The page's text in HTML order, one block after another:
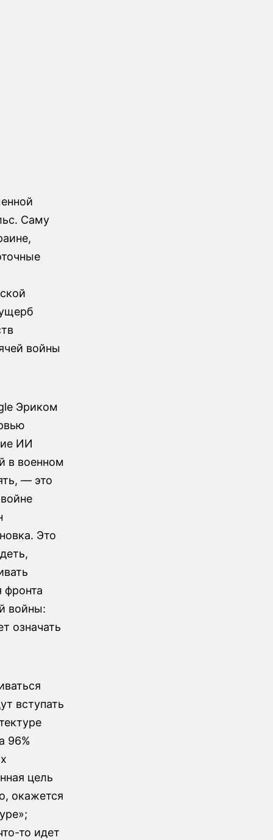
Саму
войны
Эриком
ИИ
в военном
— это
Это
фронта
войны:
означать
вступать
96%
цель
окажется
то идет